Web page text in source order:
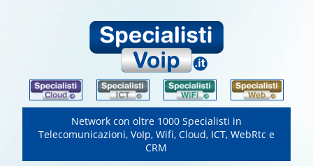
Network con oltre 1000 Specialisti in
Telecomunicazioni, VoIp, Wifi, Cloud, ICT, WebRtc e
CRM